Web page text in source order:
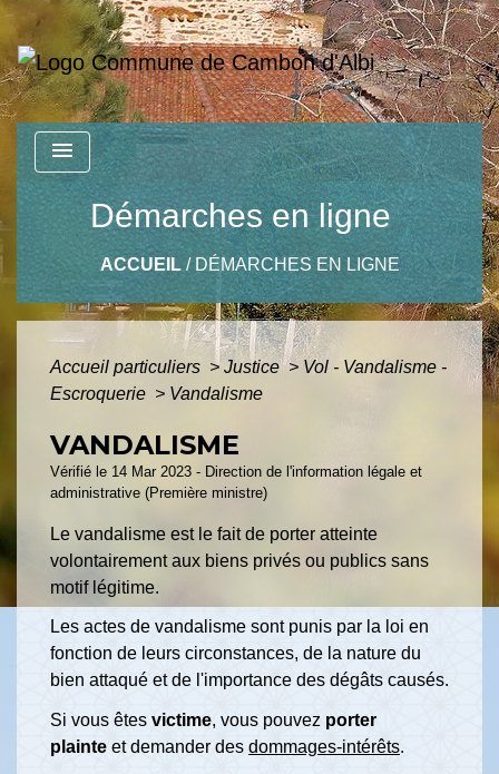
menu
Démarches en ligne
ACCUEIL/ DÉMARCHES EN LIGNE
Accueil particuliers > Justice > Vol - Vandalisme -
Escroquerie > Vandalisme
VANDALISME
Vérifié le 14 Mar 2023 - Direction de l'information légale et
administrative (Première ministre)
Le vandalisme est le fait de porter atteinte
volontairement aux biens privés ou publics sans
motif légitime.
Les actes de vandalisme sont punis par la loi en
fonction de leurs circonstances, de la nature du
bien attaqué et de l'importance des dégâts causés.
Si vous êtes victime, vous pouvez porter
plainte et demander des dommages-intérêts.